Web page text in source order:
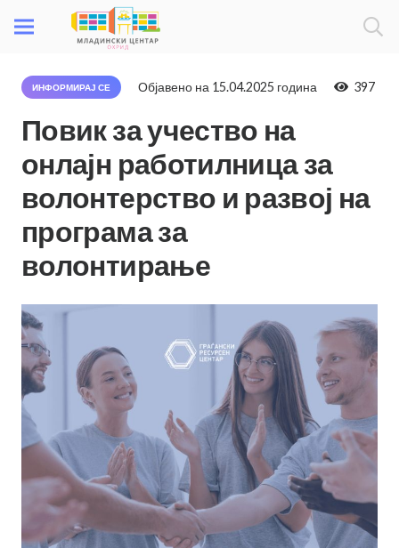
ИНФОРМИРАЈ СЕ Објавено на 15.04.2025 година 397
Повик за учество на
онлајн работилница за
волонтерство и развој на
програма за
волонтирање